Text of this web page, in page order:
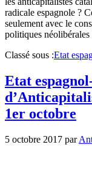
radicale espagnole ?
seulement avec le
politiques
Classé sous :Etat
Etat
1er octobre
5 octobre 2017 par